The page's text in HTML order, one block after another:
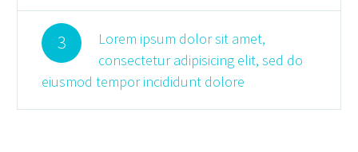
3
Lorem ipsum dolor sit amet,
consectetur adipisicing elit, sed do
eiusmod tempor incididunt dolore